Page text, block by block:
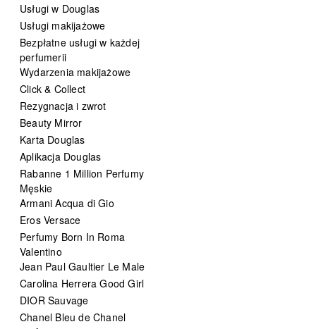
Usługi w Douglas
Usługi makijażowe
Bezpłatne usługi w każdej
perfumerii
Wydarzenia makijażowe
Click & Collect
Rezygnacja i zwrot
Beauty Mirror
Karta Douglas
Aplikacja Douglas
Rabanne 1 Million Perfumy
Męskie
Armani Acqua di Gio
Eros Versace
Perfumy Born In Roma
Valentino
Jean Paul Gaultier Le Male
Carolina Herrera Good Girl
DIOR Sauvage
Chanel Bleu de Chanel